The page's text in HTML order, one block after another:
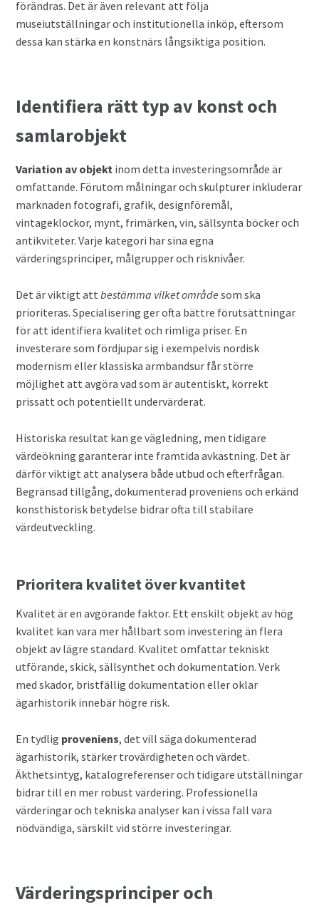
förändras. Det är även relevant att följa
museiutställningar och institutionella inköp, eftersom
dessa kan stärka en konstnärs långsiktiga position.
Identifiera rätt typ av konst och
samlarobjekt
Variation av objekt inom detta investeringsområde är
omfattande. Förutom målningar och skulpturer inkluderar
marknaden fotografi, grafik, designföremål,
vintageklockor, mynt, frimärken, vin, sällsynta böcker och
antikviteter. Varje kategori har sina egna
värderingsprinciper, målgrupper och risknivåer.
Det är viktigt attbestämma vilket område som ska
prioriteras. Specialisering ger ofta bättre förutsättningar
för att identifiera kvalitet och rimliga priser. En
investerare som fördjupar sig i exempelvis nordisk
modernism eller klassiska armbandsur får större
möjlighet att avgöra vad som är autentiskt, korrekt
prissatt och potentiellt undervärderat.
Historiska resultat kan ge vägledning, men tidigare
värdeökning garanterar inte framtida avkastning. Det är
därför viktigt att analysera både utbud och efterfrågan.
Begränsad tillgång, dokumenterad proveniens och erkänd
konsthistorisk betydelse bidrar ofta till stabilare
värdeutveckling.
Prioritera kvalitet över kvantitet
Kvalitet är en avgörande faktor. Ett enskilt objekt av hög
kvalitet kan vara mer hållbart som investering än flera
objekt av lägre standard. Kvalitet omfattar tekniskt
utförande, skick, sällsynthet och dokumentation. Verk
med skador, bristfällig dokumentation eller oklar
ägarhistorik innebär högre risk.
En tydlig proveniens, det vill säga dokumenterad
ägarhistorik, stärker trovärdigheten och värdet.
Äkthetsintyg, katalogreferenser och tidigare utställningar
bidrar till en mer robust värdering. Professionella
värderingar och tekniska analyser kan i vissa fall vara
nödvändiga, särskilt vid större investeringar.
Värderingsprinciper och